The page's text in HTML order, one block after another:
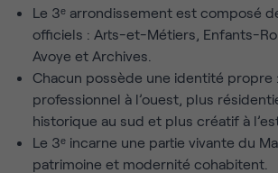
Le 3ᵉ arrondissement est composé
officiels : Arts-et-Métiers, Enfants-
Avoye et Archives.
Chacun possède une identité propre
professionnel à l’ouest, plus
historique au sud et plus créatif à
Le 3ᵉ incarne une partie vivante du
patrimoine et modernité cohabitent.